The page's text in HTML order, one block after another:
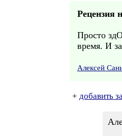
Рецензия
Просто
время. И
Алексей
+ добавить